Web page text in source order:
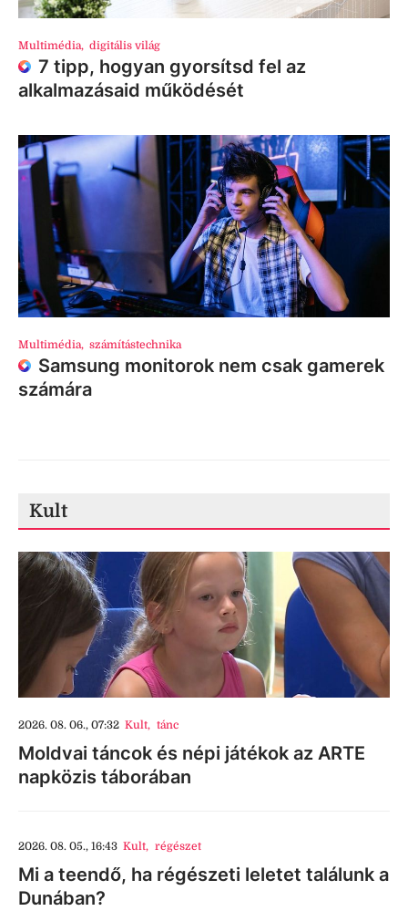
Multimédia, digitális világ
7 tipp, hogyan gyorsítsd fel az
alkalmazásaid működését
Multimédia, számítástechnika
Samsung monitorok nem csak gamerek
számára
Kult
2026. 08. 06., 07:32 Kult, tánc
Moldvai táncok és népi játékok az ARTE
napközis táborában
2026. 08. 05., 16:43 Kult, régészet
Mi a teendő, ha régészeti leletet találunk a
Dunában?